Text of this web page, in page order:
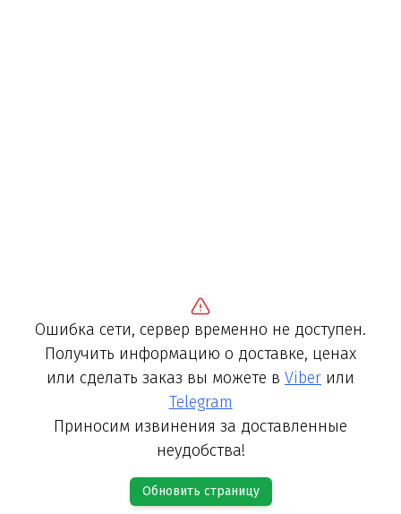
Ошибка сети, сервер временно не доступен.
Получить информацию о доставке, ценах
или сделать заказ вы можете в Viber или
Telegram
Приносим извинения за доставленные
неудобства!
Обновить страницу